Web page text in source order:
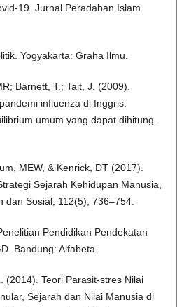
19. Jurnal Peradaban Islam.
Yogyakarta: Graha Ilmu.
Barnett, T.; Tait, J. (2009).
influenza di Inggris:
umum yang dapat dihitung.
MEW, & Kenrick, DT (2017).
Sejarah Kehidupan Manusia,
dan Sosial, 112(5), 736–754.
Pendidikan Pendekatan
Bandung: Alfabeta.
(2014). Teori Parasit-stres Nilai
Sejarah dan Nilai Manusia di